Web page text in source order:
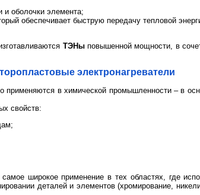
и оболочки элемента;
обеспечивает быструю передачу тепловой
ТЭНыповышенной мощности, в
электронагреватели
в химической промышленности – в
свойств:
широкое применение в тех областях, где
деталей и элементов (хромирование,